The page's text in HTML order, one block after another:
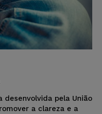
desenvolvida pela União
a clareza e a